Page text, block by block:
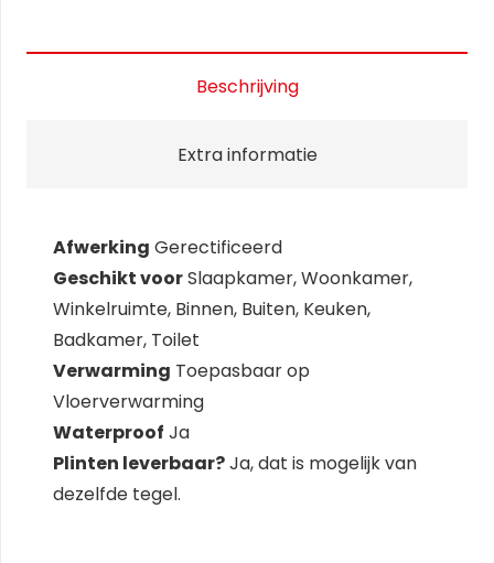
Beschrijving
Extra informatie
Afwerking Gerectificeerd
Geschikt voorSlaapkamer, Woonkamer,
Winkelruimte, Binnen, Buiten, Keuken,
Badkamer, Toilet
Verwarming Toepasbaar op
Vloerverwarming
Waterproof Ja
Plinten leverbaar?Ja, dat is mogelijk van
dezelfde tegel.